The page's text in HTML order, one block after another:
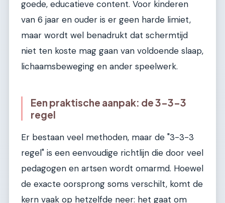
goede, educatieve content. Voor kinderen
van 6 jaar en ouder is er geen harde limiet,
maar wordt wel benadrukt dat schermtijd
niet ten koste mag gaan van voldoende slaap,
lichaamsbeweging en ander speelwerk.
Een praktische aanpak: de 3-3-3
regel
Er bestaan veel methoden, maar de "3-3-3
regel" is een eenvoudige richtlijn die door veel
pedagogen en artsen wordt omarmd. Hoewel
de exacte oorsprong soms verschilt, komt de
kern vaak op hetzelfde neer: het gaat om